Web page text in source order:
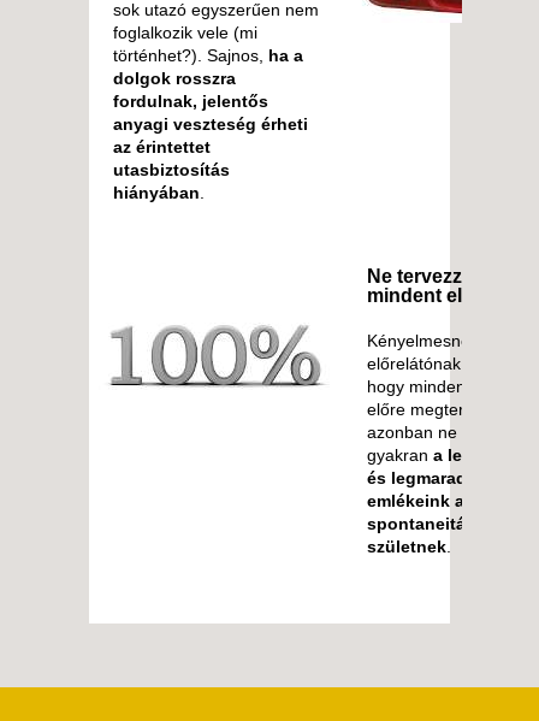
sok utazó egyszerűen nem
foglalkozik vele (mi
történhet?). Sajnos, ha a
dolgok rosszra
fordulnak, jelentős
anyagi veszteség érheti
az érintettet
utasbiztosítás
hiányában
Ne tervezzen meg
mindent előre!
Kényelmesnek és
előrelátónak tűnhet
hogy minden
előre megtervezzük,
azonban ne feledjük
gyakran a
és legmaradandóbb
emlékeink a
spontaneitásból
születnek